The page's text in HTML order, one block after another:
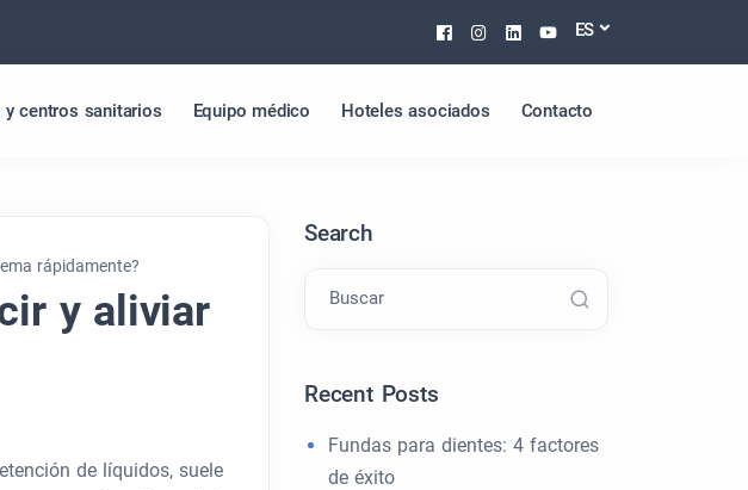
Facebook
Instagram
Linkedin
Youtube
ES
y centros sanitarios Equipo médico Hoteles asociados Contacto
rápidamente?
y aliviar
de líquidos, suele
Search
Buscar
Recent Posts
Fundas para dientes: 4 factores
de éxito